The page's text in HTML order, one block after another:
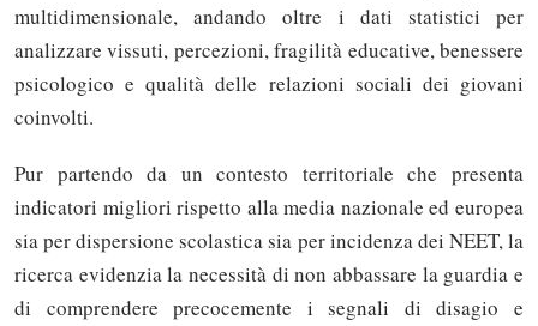
multidimensionale, andando oltre i dati statistici per
analizzare vissuti, percezioni, fragilità educative, benessere
psicologico e qualità delle relazioni sociali dei giovani
coinvolti.
Pur partendo da un contesto territoriale che presenta
indicatori migliori rispetto alla media nazionale ed europea
sia per dispersione scolastica sia per incidenza dei NEET, la
ricerca evidenzia la necessità di non abbassare la guardia e
di comprendere precocemente i segnali di disagio e